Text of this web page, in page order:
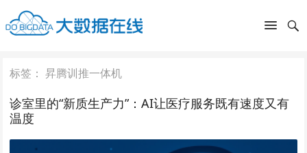
标签：昇腾训推一体机
诊室里的“新质生产力”：AI让医疗服务既有速度又有
温度